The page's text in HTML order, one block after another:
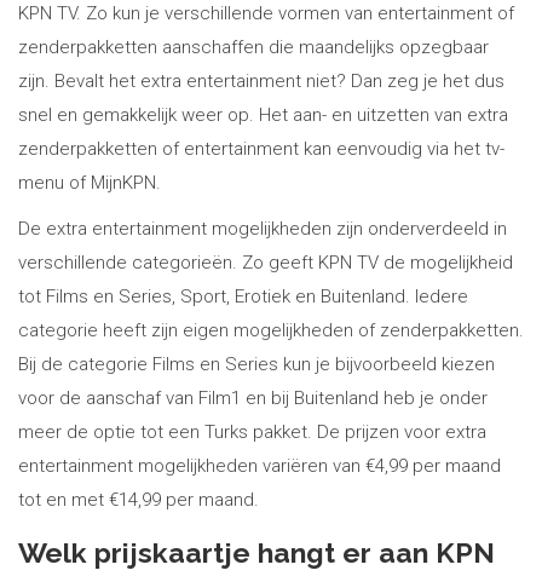
KPN TV. Zo kun je verschillende vormen van entertainment of
zenderpakketten aanschaffen die maandelijks opzegbaar
zijn. Bevalt het extra entertainment niet? Dan zeg je het dus
snel en gemakkelijk weer op. Het aan- en uitzetten van extra
zenderpakketten of entertainment kan eenvoudig via het tv-
menu of MijnKPN.
De extra entertainment mogelijkheden zijn onderverdeeld in
verschillende categorieën. Zo geeft KPN TV de mogelijkheid
tot Films en Series, Sport, Erotiek en Buitenland. Iedere
categorie heeft zijn eigen mogelijkheden of zenderpakketten.
Bij de categorie Films en Series kun je bijvoorbeeld kiezen
voor de aanschaf van Film1 en bij Buitenland heb je onder
meer de optie tot een Turks pakket. De prijzen voor extra
entertainment mogelijkheden variëren van €4,99 per maand
tot en met €14,99 per maand.
Welk prijskaartje hangt er aan KPN